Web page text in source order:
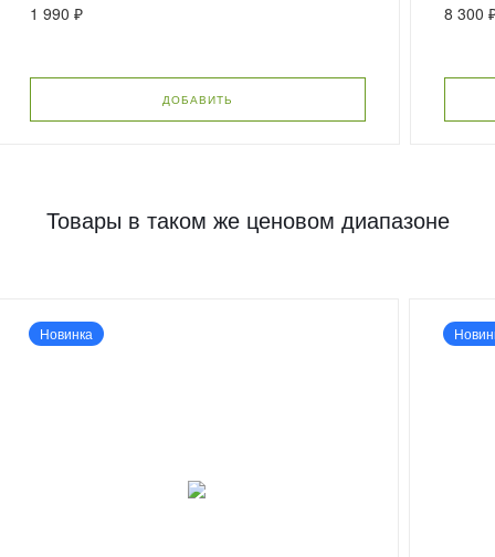
1 990 ₽
ДОБАВИТЬ
8 300
Товары в таком же ценовом диапазоне
Новинка